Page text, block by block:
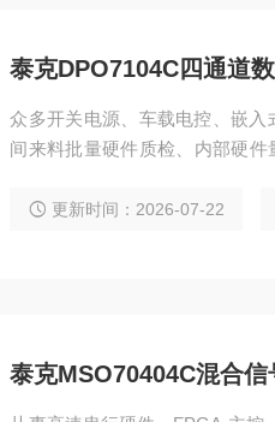
泰克DPO7104C四通道
众多开关电源、车载电控、嵌
间来料批量硬件质检、内部硬
剩；泰克 DPO7104C 一体化集
更新时间：2026-07-22
泰克MSO70404C混合